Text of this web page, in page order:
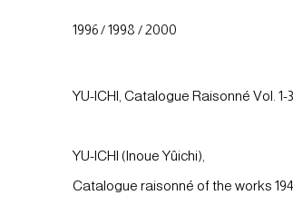
1996 / 1998 / 2000
YU-ICHI, Catalogue Raisonné Vol. 1-
YU-ICHI (Inoue Yûichi),
Catalogue raisonné of the works